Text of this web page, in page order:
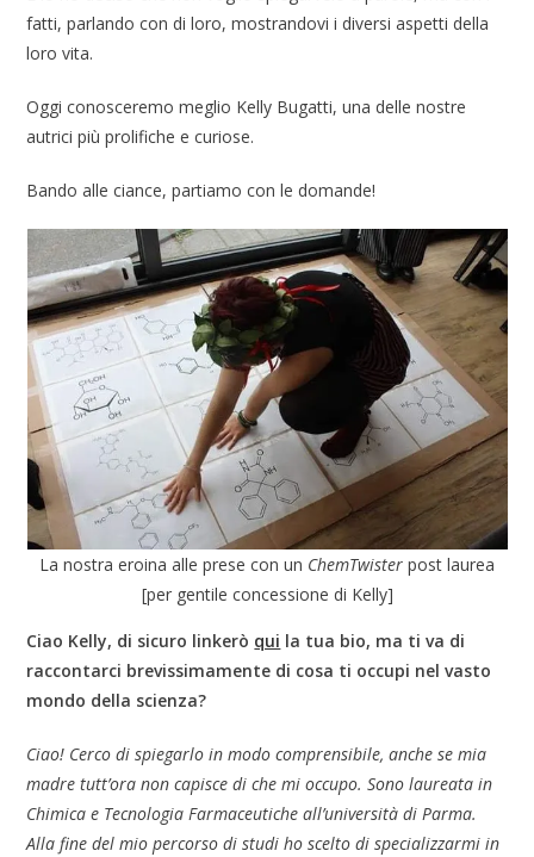
fatti, parlando con di loro, mostrandovi i diversi aspetti della
loro vita.
Oggi conosceremo meglio Kelly Bugatti, una delle nostre
autrici più prolifiche e curiose.
Bando alle ciance, partiamo con le domande!
La nostra eroina alle prese con un ChemTwister post laurea
[per gentile concessione di Kelly]
Ciao Kelly, di sicuro linkerò qui la tua bio, ma ti va di
raccontarci brevissimamente di cosa ti occupi nel vasto
mondo della scienza?
Ciao! Cerco di spiegarlo in modo comprensibile, anche se mia
madre tutt’ora non capisce di che mi occupo. Sono laureata in
Chimica e Tecnologia Farmaceutiche all’università di Parma.
Alla fine del mio percorso di studi ho scelto di specializzarmi in